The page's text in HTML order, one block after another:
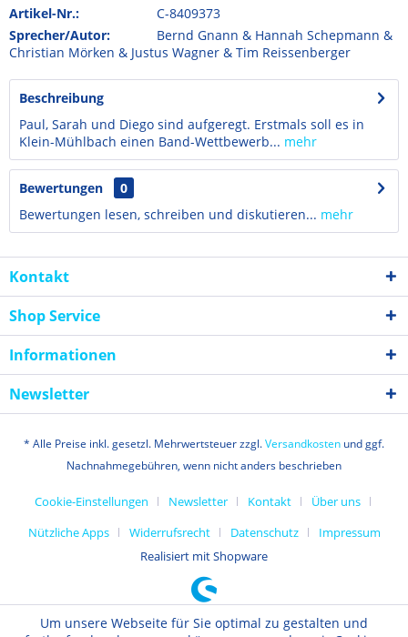
Artikel-Nr.:
C-8409373
Sprecher/Autor:
Bernd Gnann & Hannah Schepmann &
Christian Mörken & Justus Wagner & Tim Reissenberger
Beschreibung
Paul, Sarah und Diego sind aufgeregt. Erstmals soll es in
Klein-Mühlbach einen Band-Wettbewerb... mehr
Bewertungen
0
Bewertungen lesen, schreiben und diskutieren... mehr
Kontakt
Shop Service
Informationen
Newsletter
* Alle Preise inkl. gesetzl. Mehrwertsteuer zzgl.Versandkosten und ggf.
Nachnahmegebühren, wenn nicht anders beschrieben
Cookie-Einstellungen Newsletter Kontakt
Über uns
Nützliche Apps
Widerrufsrecht Datenschutz
Impressum
Realisiert mit Shopware
Um unsere Webseite für Sie optimal zu gestalten und